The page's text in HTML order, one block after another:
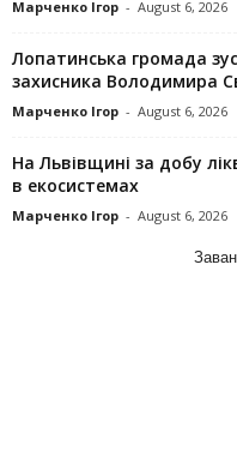
Марченко Ігор - August 6, 2026
Лопатинська громада
захисника Володимира
Марченко Ігор - August 6, 2026
На Львівщині за добу
в екосистемах
Марченко Ігор - August 6, 2026